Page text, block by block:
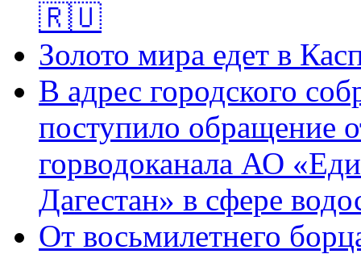
🇷🇺
Золото мира едет в
В адрес городского
поступило обращение
горводоканала АО
Дагестан» в сфере
От восьмилетнего